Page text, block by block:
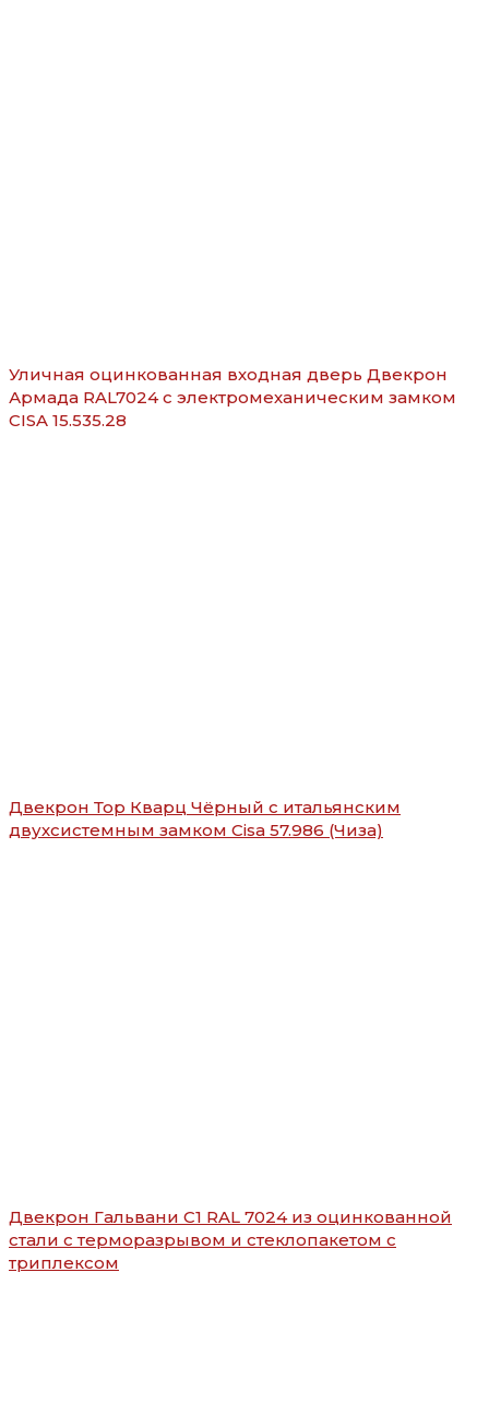
Уличная оцинкованная входная дверь Двекрон
Армада RAL7024 с электромеханическим замком
CISA 15.535.28
Двекрон Тор Кварц Чёрный с итальянским
двухсистемным замком Cisa 57.986 (Чиза)
Двекрон Гальвани C1 RAL 7024 из оцинкованной
стали с терморазрывом и стеклопакетом с
триплексом